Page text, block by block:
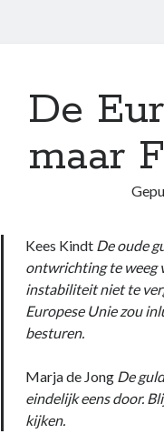
De
maar
Kees Kindt De oude
ontwrichting te weeg
instabiliteit niet te
Europese Unie zou
besturen.
Marja de Jong De
eindelijk eens door.
kijken.